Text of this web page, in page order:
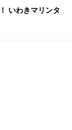
いわきマリンタ